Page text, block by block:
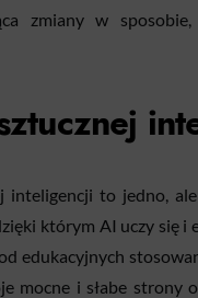
zmiany w
inteligencji to jedno,
którym AI uczy się
edukacyjnych
mocne i słabe strony